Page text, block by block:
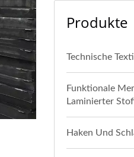
Produkte
Technische
Funktionale
Laminierter
Haken Und